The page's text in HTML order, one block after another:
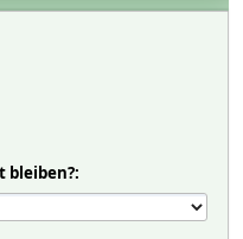
bleiben?: